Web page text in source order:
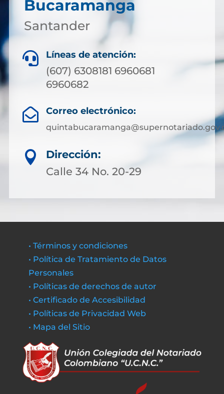
Bucaramanga
Santander
 Líneas de atención:
(607) 6308181 6960681
6960682
 Correo electrónico:

Dirección:
Calle 34 No. 20-29
• Términos y condiciones
• Política de Tratamiento de Datos
Personales
• Políticas de derechos de autor
• Certificado de Accesibilidad
• Políticas de Privacidad Web
• Mapa del Sitio